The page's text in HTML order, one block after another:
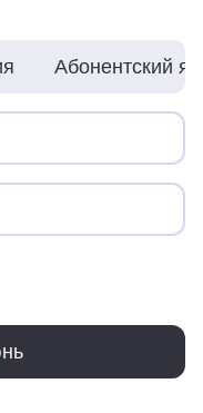
Абонентский